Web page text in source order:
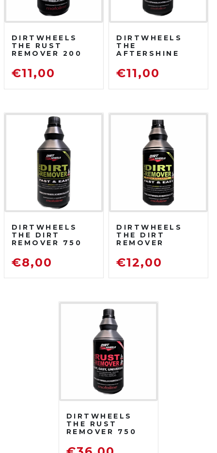
DIRTWHEELS
THE RUST
REMOVER 200
DISOSSIDANTE
RIMUOVI
€11,00
DIRTWHEELS
THE
AFTERSHINE
PROTETTIVO
LUCIDANTE
€11,00
DIRTWHEELS
THE DIRT
REMOVER 750
SGRASSATORE
DETERGENTE
€8,00
DIRTWHEELS
THE DIRT
REMOVER
750 ML
SGRASSATORE
€12,00
DIRTWHEELS
THE RUST
REMOVER 750
DISOSSIDANTE